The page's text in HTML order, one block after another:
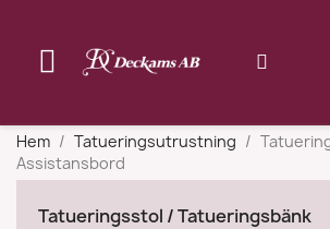
Hem Tatueringsutrustning
Assistansbord
Tatueringsstol / Tatueringsbänk